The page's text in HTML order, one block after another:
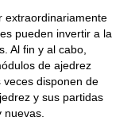
extraordinariamente
pueden invertir a la
Al fin y al cabo,
de ajedrez
disponen de
y sus partidas
nuevas.